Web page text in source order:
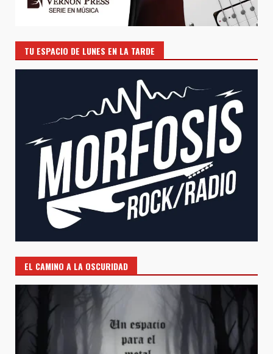
TU ESPACIO DE LUNES EN LA TARDE
EL CAMINO A LA OSCURIDAD